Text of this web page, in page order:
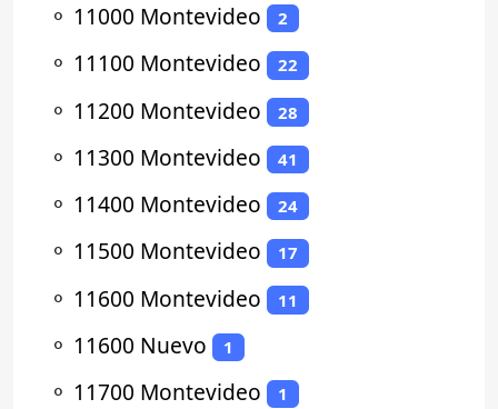
⚬ 11000 Montevideo 2
⚬ 11100 Montevideo 22
⚬ 11200 Montevideo 28
⚬ 11300 Montevideo 41
⚬ 11400 Montevideo 24
⚬ 11500 Montevideo 17
⚬ 11600 Montevideo 11
⚬ 11600 Nuevo 1
⚬ 11700 Montevideo 1